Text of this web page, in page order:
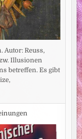
Autor: Reuss,
Illusionen
betreffen. Es gibt